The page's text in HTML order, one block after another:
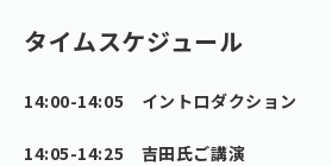
タイムスケジュール
14:00-14:05 イントロダクション
14:05-14:25 吉田氏ご講演